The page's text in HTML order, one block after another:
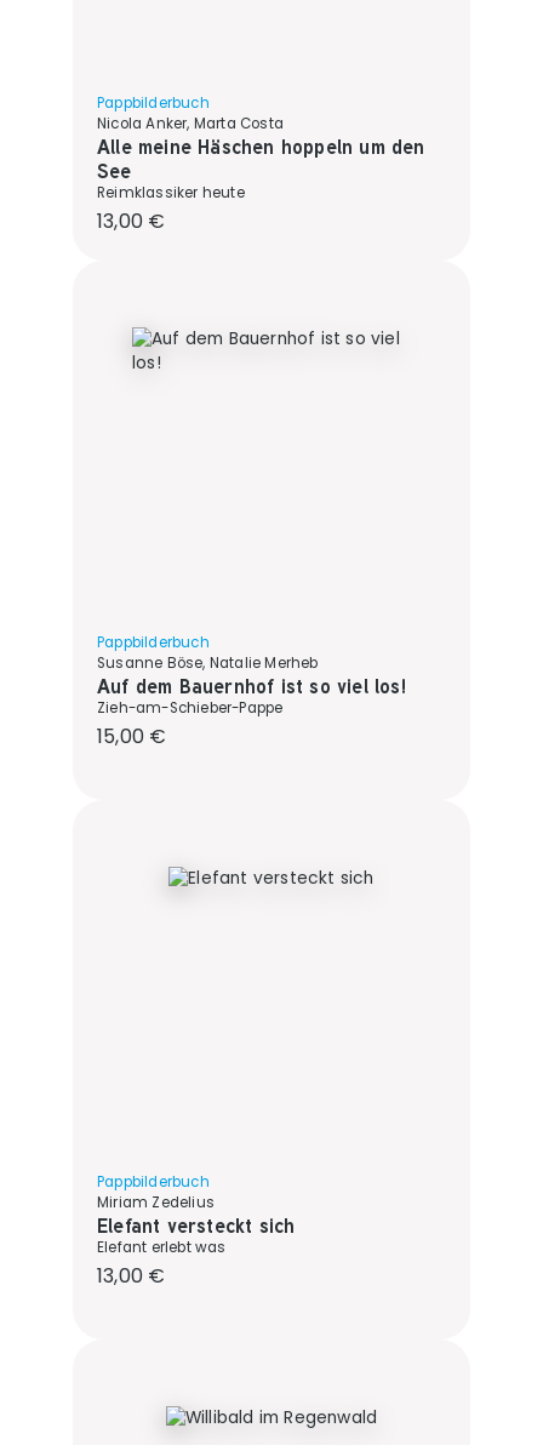
Pappbilderbuch
Nicola Anker, Marta Costa
Alle meine Häschen hoppeln um den
See
Reimklassiker heute
Regulärer Preis:
13,00 €
Pappbilderbuch
Susanne Böse, Natalie Merheb
Auf dem Bauernhof ist so viel los!
Zieh-am-Schieber-Pappe
Regulärer Preis:
15,00 €
Pappbilderbuch
Miriam Zedelius
Elefant versteckt sich
Elefant erlebt was
Regulärer Preis:
13,00 €